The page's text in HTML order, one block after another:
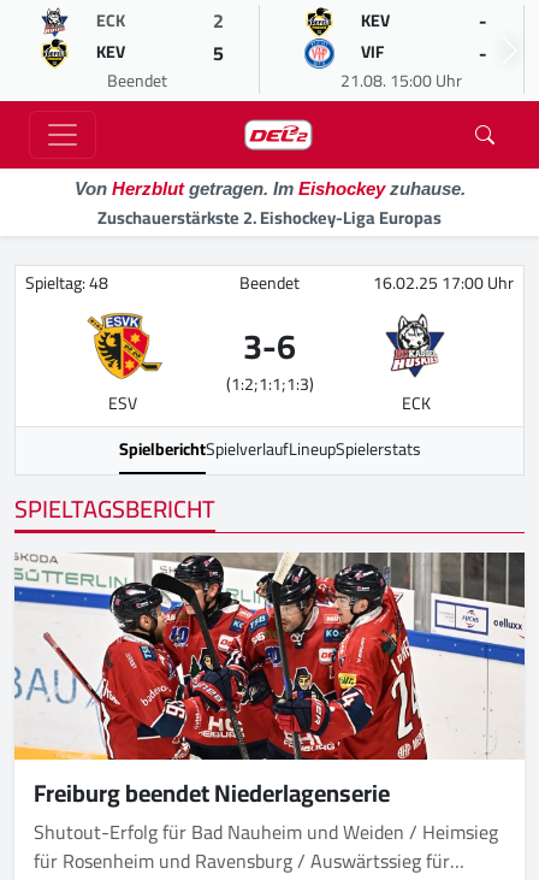
ECK 2
KEV 5
Beendet
KEV -
VIF -
21.08. 15:00 Uhr
Von Herzblutgetragen. Im Eishockeyzuhause.
Zuschauerstärkste 2. Eishockey-Liga Europas
Spieltag: 48 Beendet 16.02.25 17:00 Uhr
ESV
3-6
(1:2;1:1;1:3)
ECK
SpielberichtSpielverlaufLineupSpielerstats
SPIELTAGSBERICHT
Freiburg beendet Niederlagenserie
Shutout-Erfolg für Bad Nauheim und Weiden / Heimsieg
für Rosenheim und Ravensburg / Auswärtssieg für